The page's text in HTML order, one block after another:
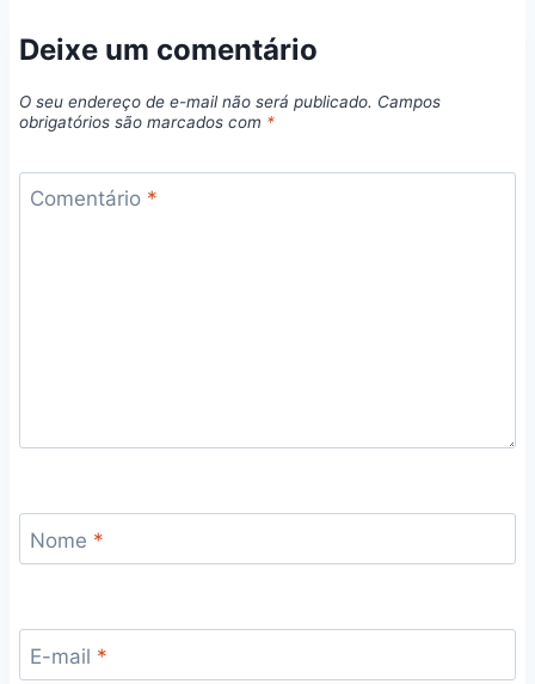
Deixe um comentário
O seu endereço de e-mail não será publicado. Campos
obrigatórios são marcados com *
Comentário *
Nome *
E-mail *